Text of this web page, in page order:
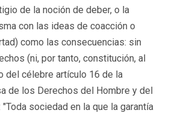
de la noción de deber, o la
con las ideas de coacción o
como las consecuencias: sin
(ni, por tanto, constitución, al
del célebre artículo 16 de la
de los Derechos del Hombre y del
sociedad en la que la garantía